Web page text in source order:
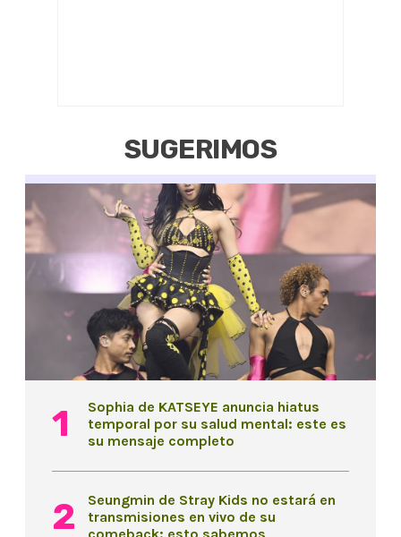
SUGERIMOS
Sophia de KATSEYE anuncia hiatus
temporal por su salud mental: este es
su mensaje completo
Seungmin de Stray Kids no estará en
transmisiones en vivo de su